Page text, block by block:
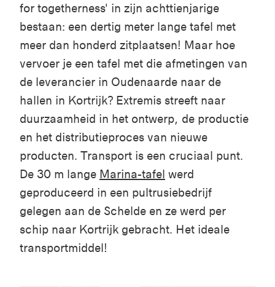
for togetherness' in zijn achttienjarige
bestaan: een dertig meter lange tafel met
meer dan honderd zitplaatsen! Maar hoe
vervoer je een tafel met die afmetingen van
de leverancier in Oudenaarde naar de
hallen in Kortrijk? Extremis streeft naar
duurzaamheid in het ontwerp, de productie
en het distributieproces van nieuwe
producten. Transport is een cruciaal punt.
De 30 m lange Marina-tafel werd
geproduceerd in een pultrusiebedrijf
gelegen aan de Schelde en ze werd per
schip naar Kortrijk gebracht. Het ideale
transportmiddel!